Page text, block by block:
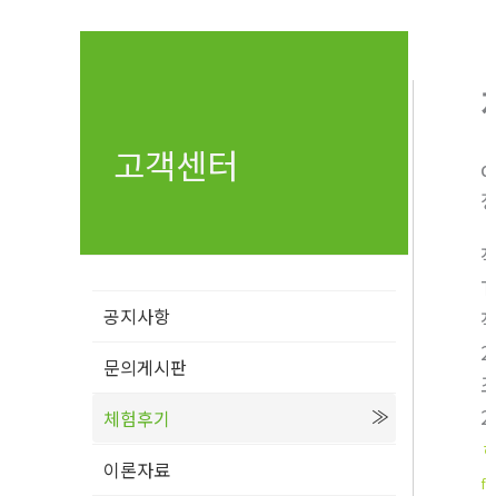
고객센터
공지사항
문의게시판
체험후기
이론자료